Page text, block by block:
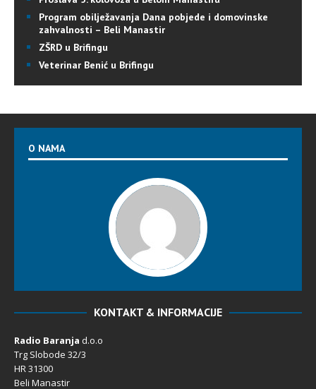
Program obilježavanja Dana pobjede i domovinske
zahvalnosti – Beli Manastir
ZŠRD u Brifingu
Veterinar Benić u Brifingu
O NAMA
KONTAKT & INFORMACIJE
Radio Baranja d.o.o
Trg Slobode 32/3
HR 31300
Beli Manastir